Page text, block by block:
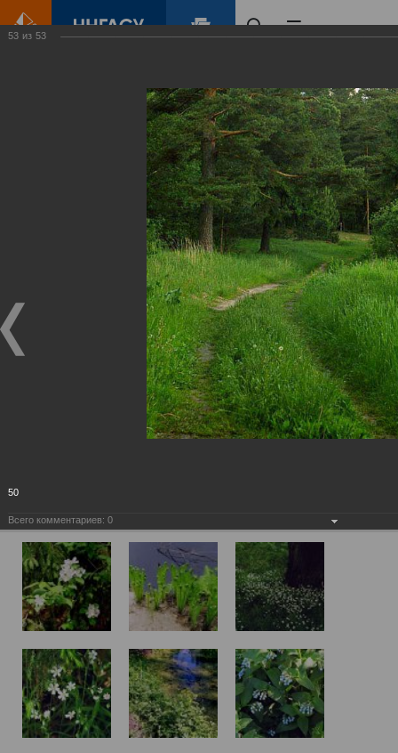
Зеленый Город
Виртуальные
выставки
(фотоальбомы)
53 из 53
50
Всего комментариев: 0